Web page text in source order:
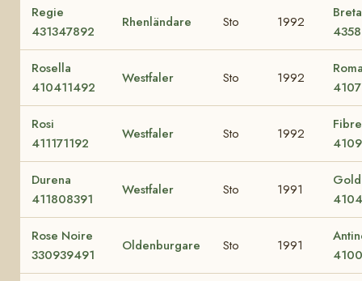
Regie
431347892
Rhenländare Sto 1992
Rosella
410411492
Westfaler Sto 1992
Rosi
411171192
Westfaler Sto 1992
Durena
411808391
Westfaler Sto 1991
Rose Noire
330939491
Oldenburgare Sto 1991